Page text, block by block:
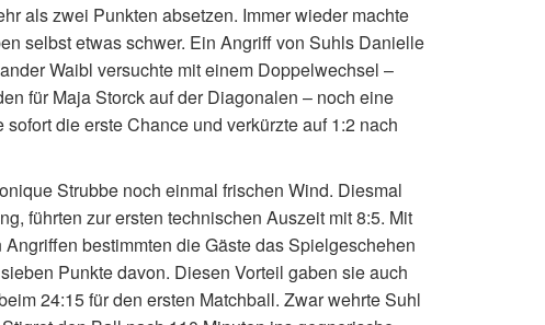
als zwei Punkten absetzen. Immer wieder machte
selbst etwas schwer. Ein Angriff von Suhls Danielle
Waibl versuchte mit einem Doppelwechsel –
für Maja Storck auf der Diagonalen – noch eine
die erste Chance und verkürzte auf 1:2 nach
Strubbe noch einmal frischen Wind. Diesmal
führten zur ersten technischen Auszeit mit 8:5. Mit
bestimmten die Gäste das Spielgeschehen
Punkte davon. Diesen Vorteil gaben sie auch
24:15 für den ersten Matchball. Zwar wehrte Suhl